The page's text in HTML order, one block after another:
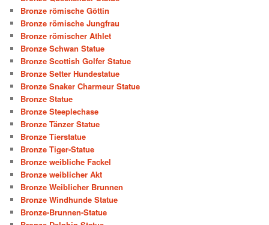
Bronze römische Göttin
Bronze römische Jungfrau
Bronze römischer Athlet
Bronze Schwan Statue
Bronze Scottish Golfer Statue
Bronze Setter Hundestatue
Bronze Snaker Charmeur Statue
Bronze Statue
Bronze Steeplechase
Bronze Tänzer Statue
Bronze Tierstatue
Bronze Tiger-Statue
Bronze weibliche Fackel
Bronze weiblicher Akt
Bronze Weiblicher Brunnen
Bronze Windhunde Statue
Bronze-Brunnen-Statue